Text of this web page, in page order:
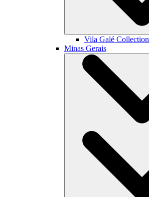
Vila Galé Collection
Minas Gerais